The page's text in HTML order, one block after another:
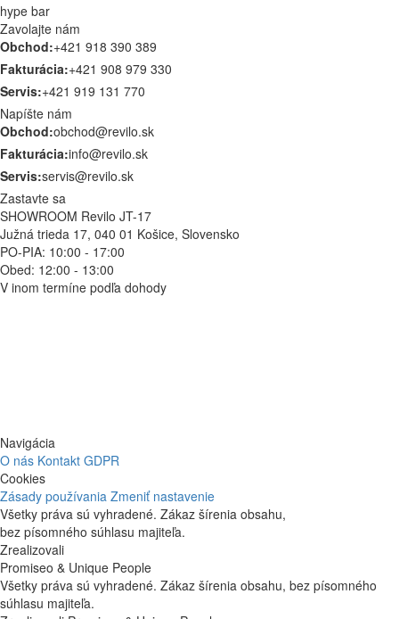
hype bar
Zavolajte nám
Obchod:+421 918 390 389
Fakturácia:+421 908 979 330
Servis:+421 919 131 770
Napíšte nám
Obchod:obchod@revilo.sk
Fakturácia:info@revilo.sk
Servis:servis@revilo.sk
Zastavte sa
SHOWROOM Revilo JT-17
Južná trieda 17, 040 01 Košice, Slovensko
PO-PIA: 10:00 - 17:00
Obed: 12:00 - 13:00
V inom termíne podľa dohody
Navigácia
O nás Kontakt GDPR
Cookies
Zásady používania Zmeniť nastavenie
Všetky práva sú vyhradené. Zákaz šírenia obsahu,
bez písomného súhlasu majiteľa.
Zrealizovali
Promiseo & Unique People
Všetky práva sú vyhradené. Zákaz šírenia obsahu, bez písomného
súhlasu majiteľa.